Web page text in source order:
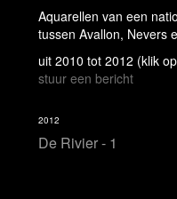
Aquarellen van een
tussen Avallon, Nevers
uit 2010 tot 2012 (klik
stuur een bericht
De Rivier - 1
2012